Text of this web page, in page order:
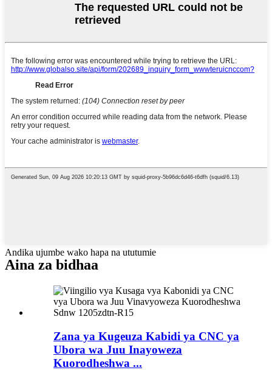
Andika ujumbe wako hapa na ututumie
Aina za bidhaa
Zana ya Kugeuza Kabidi ya CNC ya
Ubora wa Juu Inayoweza
Kuorodheshwa ...